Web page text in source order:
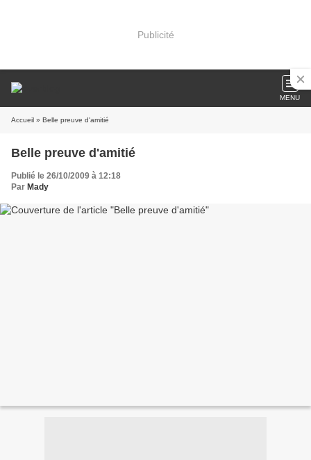
Publicité
MENU
Accueil » Belle preuve d'amitié
Belle preuve d'amitié
Publié le 26/10/2009 à 12:18
Par Mady